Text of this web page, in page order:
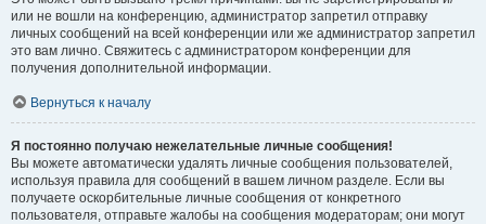
или не вошли на конференцию, администратор запретил отправку
личных сообщений на всей конференции или же администратор запретил
это вам лично. Свяжитесь с администратором конференции для
получения дополнительной информации.
Вернуться к началу
Я постоянно получаю нежелательные личные сообщения!
Вы можете автоматически удалять личные сообщения пользователей,
используя правила для сообщений в вашем личном разделе. Если вы
получаете оскорбительные личные сообщения от конкретного
пользователя, отправьте жалобы на сообщения модераторам; они могут